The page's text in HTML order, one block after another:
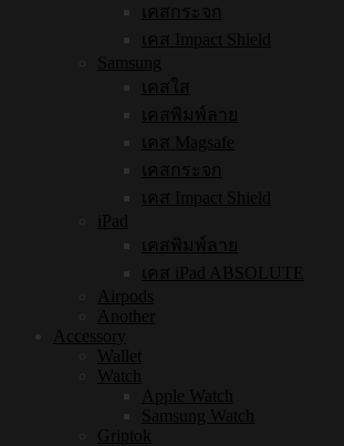
เคสกระจก
เคส Impact Shield
Samsung
เคสใส
เคสพิมพ์ลาย
เคส Magsafe
เคสกระจก
เคส Impact Shield
iPad
เคสพิมพ์ลาย
เคส iPad ABSOLUTE
Airpods
Another
Accessory
Wallet
Watch
Apple Watch
Samsung Watch
Griptok